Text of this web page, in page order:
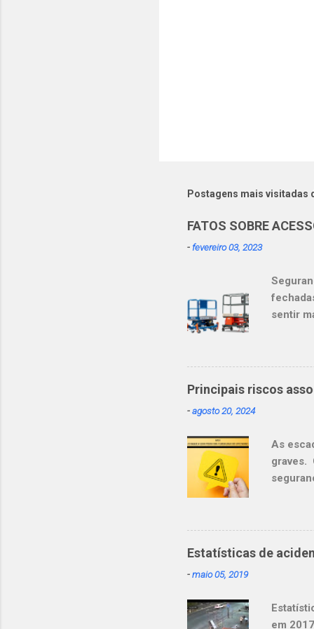
Postagens mais visitadas
FATOS SOBRE
- fevereiro 03, 2023
sentir
várias
Principais riscos
-agosto 20, 2024
As
graves.
ou
dos pés
Estatísticas de
-maio 05, 2019
em